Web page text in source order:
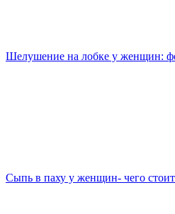
Шелушение на лобке у женщин:
Сыпь в паху у женщин- чего стоит